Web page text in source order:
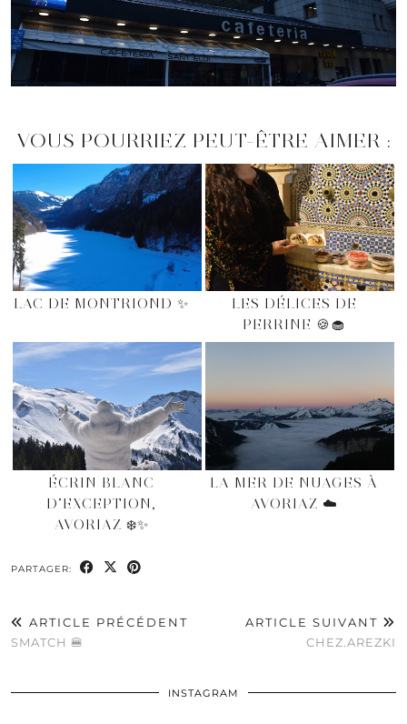
VOUS POURRIEZ PEUT-ÊTRE AIMER :
LAC DE MONTRIOND ✨
LES DÉLICES DE
PERRINE 🍪🧁
ÉCRIN BLANC
D’EXCEPTION,
AVORIAZ ❄️✨
LA MER DE NUAGES À
AVORIAZ ☁️
PARTAGER:
ARTICLE PRÉCÉDENT
SMATCH 🍔
ARTICLE SUIVANT
CHEZ.AREZKI
INSTAGRAM